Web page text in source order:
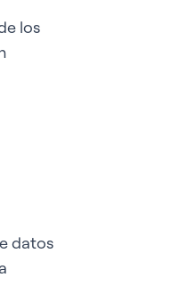
los
datos